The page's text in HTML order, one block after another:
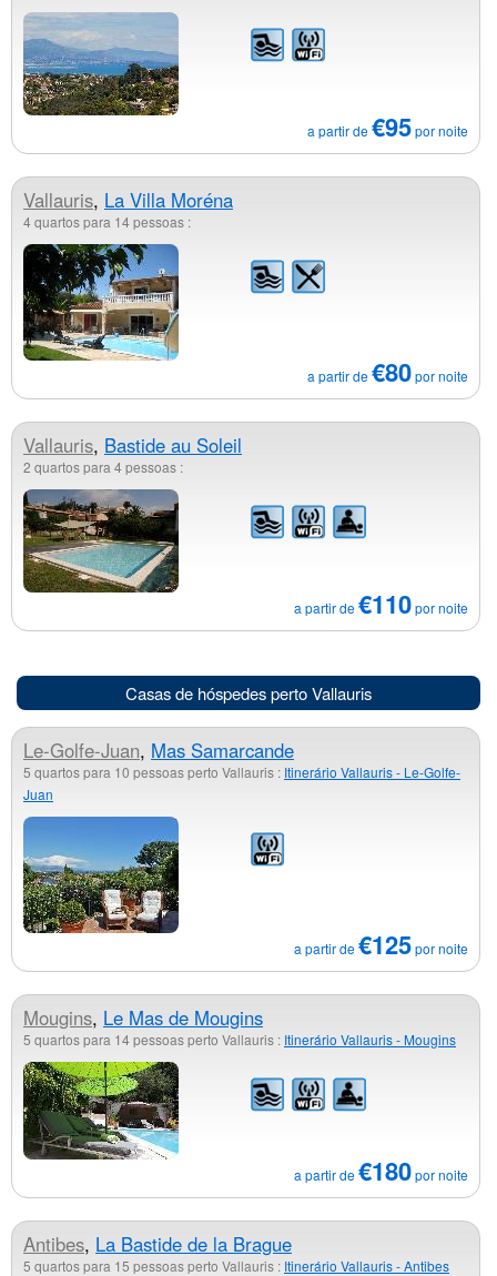
a partir de€95por noite
Vallauris, La Villa Moréna
4 quartos para 14 pessoas :
a partir de€80por noite
Vallauris, Bastide au Soleil
2 quartos para 4 pessoas :
a partir de€110por noite
Casas de hóspedes perto Vallauris
Le-Golfe-Juan, Mas Samarcande
5 quartos para 10 pessoas perto Vallauris : Itinerário Vallauris - Le-Golfe-
Juan
a partir de€125por noite
Mougins, Le Mas de Mougins
5 quartos para 14 pessoas perto Vallauris : Itinerário Vallauris - Mougins
a partir de€180por noite
Antibes, La Bastide de la Brague
5 quartos para 15 pessoas perto Vallauris : Itinerário Vallauris - Antibes